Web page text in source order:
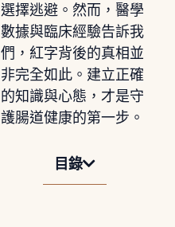
選擇逃避。然而，醫學
數據與臨床經驗告訴我
們，紅字背後的真相並
非完全如此。建立正確
的知識與心態，才是守
護腸道健康的第一步。
目錄